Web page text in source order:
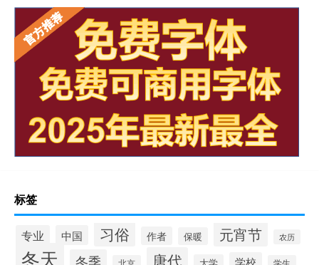
标签
专业 中国 习俗 作者 保暖 元宵节 农历
冬天 冬季 北京 唐代 学校 学生